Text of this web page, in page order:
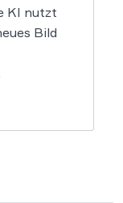
KI nutzt
Bild
sind
zulässig